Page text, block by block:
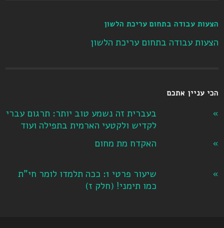
הצעות עבודה בתחום עריכת הלשון
הצעות עבודה בתחום עריכת הלשון
הכי עניין אתכם
בעברית זה נשמע טוב יותר: תרגום עברי
לקדיש ולקטעי הארמית בתפילה ועוד
האקדח מת מחום
שיעור פרטי 1: ככה תלמדו לומר חי"ת
כמו תימני! ‏(חלק ז‏)